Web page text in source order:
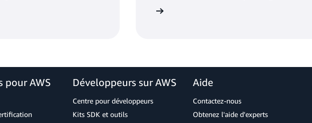
pour AWS Développeurs sur AWS
Centre pour développeurs
Kits SDK et outils
Aide
Contactez-nous
Obtenez l'aide d'experts